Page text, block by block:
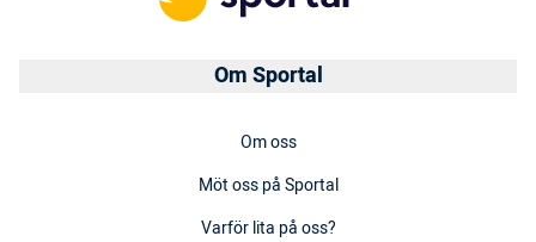
Om Sportal
Om oss
Möt oss på Sportal
Varför lita på oss?